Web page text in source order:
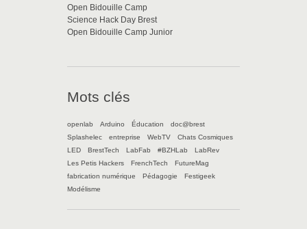
Open Bidouille Camp
Science Hack Day Brest
Open Bidouille Camp Junior
Mots clés
openlab Arduino Éducation
doc@brest
Splashelec
entreprise WebTV
Chats Cosmiques
LED
BrestTech LabFab #BZHLab
LabRev
Les Petis Hackers
FrenchTech
FutureMag
fabrication numérique
Pédagogie
Festigeek
Modélisme